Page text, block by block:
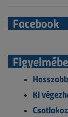
Facebook
Ki